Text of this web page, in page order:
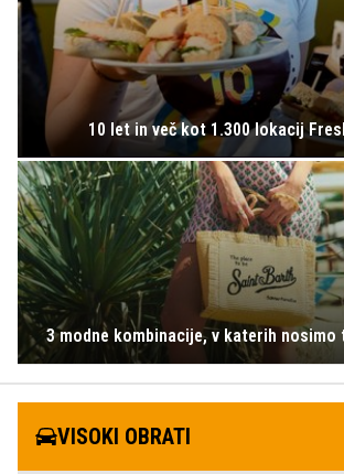
10 let in več kot 1.300 lokacij
3 modne kombinacije, v katerih nosimo
VISOKI OBRATI